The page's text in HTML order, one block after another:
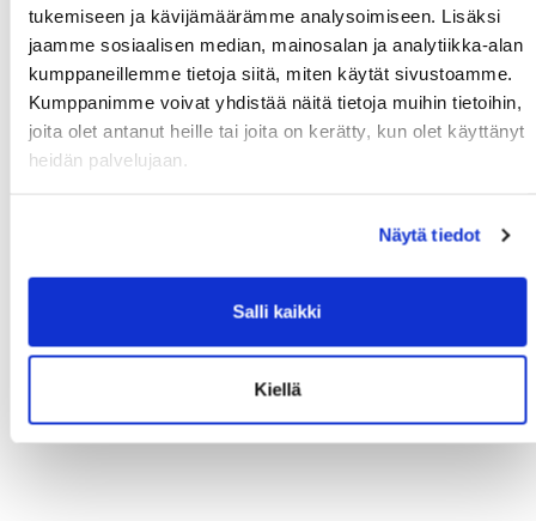
tukemiseen ja kävijämäärämme analysoimiseen. Lisäksi
jaamme sosiaalisen median, mainosalan ja analytiikka-alan
kumppaneillemme tietoja siitä, miten käytät sivustoamme.
Kumppanimme voivat yhdistää näitä tietoja muihin tietoihin,
joita olet antanut heille tai joita on kerätty, kun olet käyttänyt
heidän palvelujaan.
Näytä tiedot
Salli kaikki
Kiellä
5-5-5+ pystypunnerrus
***
15min, maksimikierrokset:
15x rinnalleveto riipusta
LA
10.00 painonnosto (tempaus)
SU